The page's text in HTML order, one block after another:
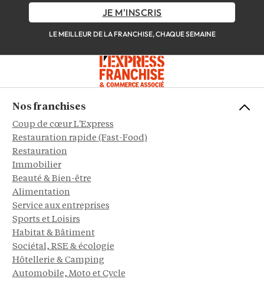
JE M'INSCRIS
LE MEILLEUR DE LA FRANCHISE, CHAQUE SEMAINE
Nos franchises
Coup de cœur L'Express
Restauration rapide (Fast-Food)
Restauration
Immobilier
Beauté & Bien-être
Alimentation
Service aux entreprises
Sports et Loisirs
Habitat & Bâtiment
Sociétal, RSE & écologie
Hôtellerie & Camping
Automobile, Moto et Cycle